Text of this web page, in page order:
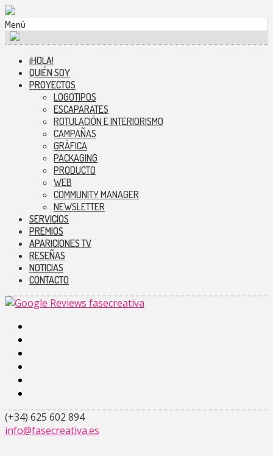
Menú
¡HOLA!
QUIÉN SOY
PROYECTOS
LOGOTIPOS
ESCAPARATES
ROTULACIÓN E INTERIORISMO
CAMPAÑAS
GRÁFICA
PACKAGING
PRODUCTO
WEB
COMMUNITY MANAGER
NEWSLETTER
SERVICIOS
PREMIOS
APARICIONES TV
RESEÑAS
NOTICIAS
CONTACTO
(+34) 625 602 894
info@fasecreativa.es